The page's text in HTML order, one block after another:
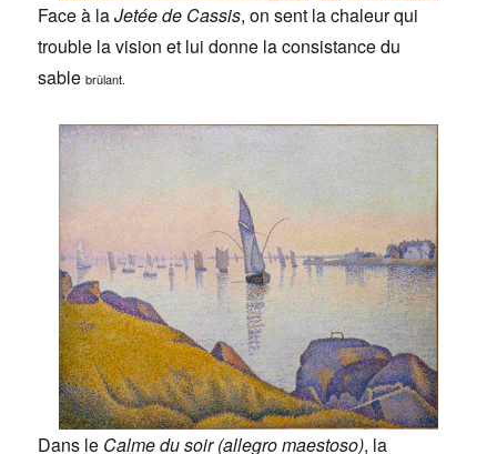
Face à laJetée de Cassis, on sent la chaleur qui
trouble la vision et lui donne la consistance du
sablebrûlant.
Dans le Calme du soir (allegro maestoso), la